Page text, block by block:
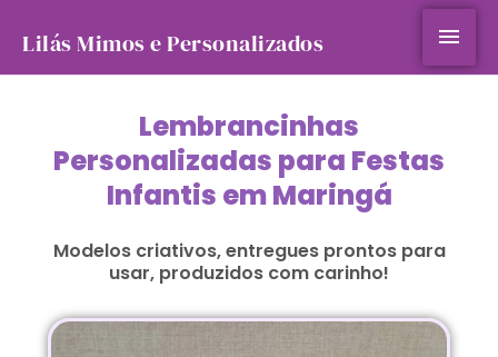
para
conteúdo
Lilás Mimos e Personalizados
Modelos criativos, entregues prontos para
usar, produzidos com carinho!
Lembrancinhas
Personalizadas para Festas
Infantis em Maringá